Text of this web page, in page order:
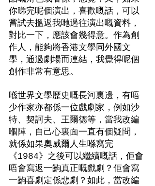
你睇完呢個演出，喜歡嘅話，可以
嘗試去搵返我哋過往演出嘅資料，
對比一下，應該會幾得意。作為創
作人，能夠將香港文學同外國文
學，通過劇場而連結，我覺得呢個
創作非常有意思。
喺世界文學歷史嘅長河裏邊，有唔
少作家亦都係一位戲劇家，例如沙
特、契訶夫、王爾德等，當我改編
嗰陣，自己心裏面一直有個疑問，
就係如果奧威爾人生喺寫完
《1984》之後可以繼續嘅話，佢會
唔會寫返一齣真正嘅戲劇？佢會寫
一齣喜劇定係悲劇？如此，當改編